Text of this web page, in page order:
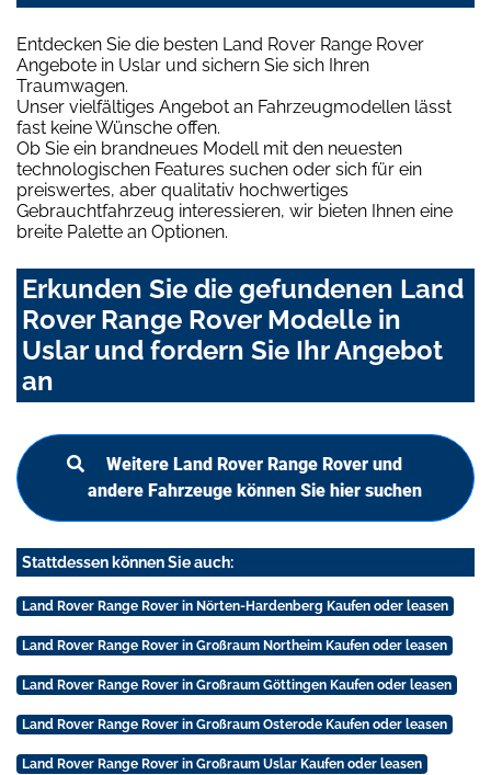
Entdecken Sie die besten Land Rover Range Rover
Angebote in Uslar und sichern Sie sich Ihren
Traumwagen.
Unser vielfältiges Angebot an Fahrzeugmodellen lässt
fast keine Wünsche offen.
Ob Sie ein brandneues Modell mit den neuesten
technologischen Features suchen oder sich für ein
preiswertes, aber qualitativ hochwertiges
Gebrauchtfahrzeug interessieren, wir bieten Ihnen eine
breite Palette an Optionen.
Erkunden Sie die gefundenen Land
Rover Range Rover Modelle in
Uslar und fordern Sie Ihr Angebot
an
Weitere Land Rover Range Rover und
andere Fahrzeuge können Sie hier suchen
Stattdessen können Sie auch:
Land Rover Range Rover in Nörten-Hardenberg Kaufen oder leasen
Land Rover Range Rover in Großraum Northeim Kaufen oder leasen
Land Rover Range Rover in Großraum Göttingen Kaufen oder leasen
Land Rover Range Rover in Großraum Osterode Kaufen oder leasen
Land Rover Range Rover in Großraum Uslar Kaufen oder leasen